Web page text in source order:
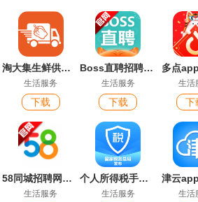
淘大集生鲜供应链app最新版
生活服务
下载
Boss直聘招聘官方版app
生活服务
下载
多点
生活
下
58同城招聘网找工作app安卓版
生活服务
个人所得税手机app官方版
生活服务
津云
生活